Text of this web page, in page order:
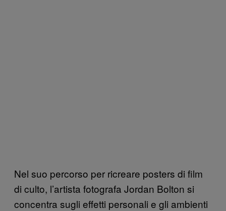
Nel suo percorso per ricreare posters di film
di culto, l’artista fotografa Jordan Bolton si
concentra sugli effetti personali e gli ambienti